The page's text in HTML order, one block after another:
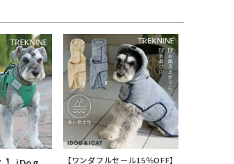
【ワンダフルセール15％OFF】